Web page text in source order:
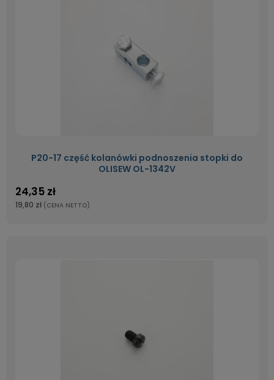
P20-17 część kolanówki podnoszenia stopki do
OLISEW OL-1342V
24,35 zł
19,80 zł (CENA NETTO)